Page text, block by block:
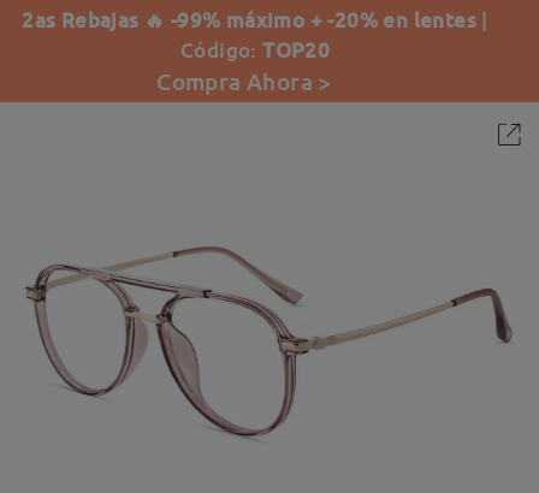
2as Rebajas 🔥 -99% máximo + -20% en lentes |
Código:TOP20
Compra Ahora >